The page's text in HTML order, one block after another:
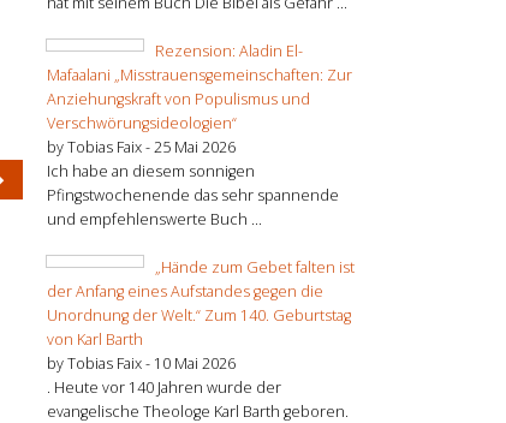
Rezension: Aladin El-
Mafaalani „Misstrauensgemeinschaften: Zur
Anziehungskraft von Populismus und
Verschwörungsideologien“
by Tobias Faix -25 Mai 2026
Ich habe an diesem sonnigen
Pfingstwochenende das sehr spannende
und empfehlenswerte Buch ...
„Hände zum Gebet falten ist
der Anfang eines Aufstandes gegen die
Unordnung der Welt.“ Zum 140. Geburtstag
von Karl Barth
by Tobias Faix - 10 Mai 2026
. Heute vor 140 Jahren wurde der
evangelische Theologe Karl Barth geboren.